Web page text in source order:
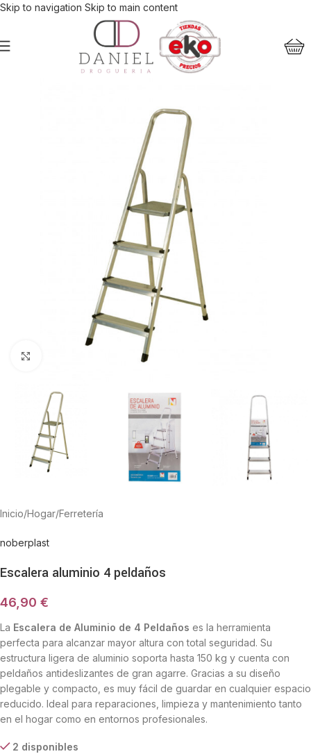
Skip to navigation Skip to main content
Haga Click para agrandar
Inicio/Hogar/Ferretería
noberplast
Escalera aluminio 4 peldaños
46,90 €
La Escalera de Aluminio de 4 Peldaños es la herramienta
perfecta para alcanzar mayor altura con total seguridad. Su
estructura ligera de aluminio soporta hasta 150 kg y cuenta con
peldaños antideslizantes de gran agarre. Gracias a su diseño
plegable y compacto, es muy fácil de guardar en cualquier espacio
reducido. Ideal para reparaciones, limpieza y mantenimiento tanto
en el hogar como en entornos profesionales.
2 disponibles